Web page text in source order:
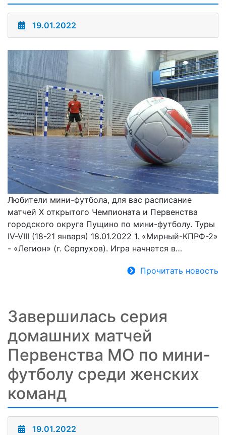
19.01.2022
Любители мини-футбола, для вас расписание
матчей X открытого Чемпионата и Первенства
городского округа Пущино по мини-футболу. Туры
IV-VIII (18-21 января) 18.01.2022 1. «Мирный-КПРФ-2»
- «Легион» (г. Серпухов). Игра начнется в…
Прочитать новость
Завершилась серия
домашних матчей
Первенства МО по мини-
футболу среди женских
команд
19.01.2022